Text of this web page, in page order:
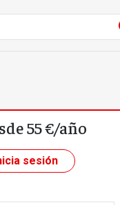
55 €/año
sesión